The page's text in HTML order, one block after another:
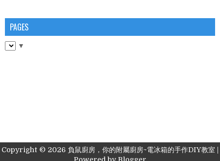
PAGES
▼
Copyright © 2026 負鼠廚房，你的附屬廚房~電冰箱的手作DIY教室 |
Powered byBlogger